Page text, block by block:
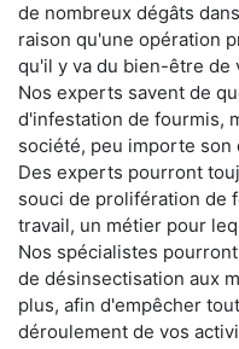
de nombreux dégâts
raison qu'une opération
qu'il y va du bien-être de
Nos experts savent de
d'infestation de fourmis,
société, peu importe son
Des experts pourront
souci de prolifération de
travail, un métier pour
Nos spécialistes
de désinsectisation aux
plus, afin d'empêcher
déroulement de vos